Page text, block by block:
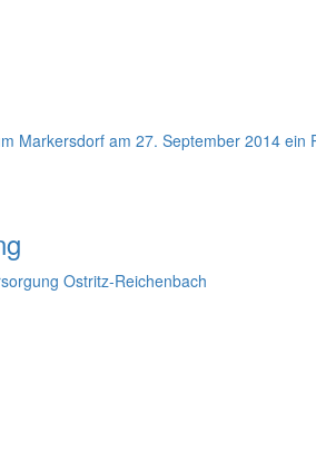
Markersdorf am 27. September 2014
Ostritz-Reichenbach